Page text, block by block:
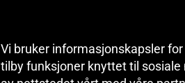
Informasjon om
reklamasjon
Vi bruker informasjonskapsler
tilby funksjoner knyttet til sosiale